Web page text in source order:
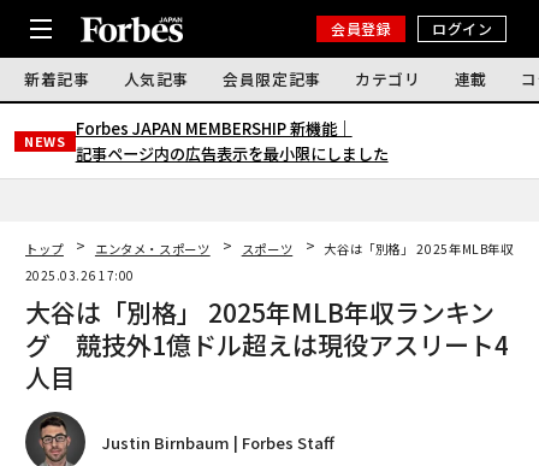
会員登録 ログイン
新着記事 人気記事 会員限定記事 カテゴリ 連載
NEWS
Forbes JAPAN MEMBERSHIP 新機能｜
記事ページ内の広告表示を最小限にしました
トップ エンタメ・スポーツ スポーツ
大谷は「別格」 2025年MLB年収ラ
2025.03.26 17:00
大谷は「別格」 2025年MLB年収ランキン
グ 競技外1億ドル超えは現役アスリート4
人目
Justin Birnbaum | Forbes Staff